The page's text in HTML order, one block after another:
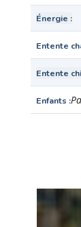
Énergie
Entente
Entente
Enfants